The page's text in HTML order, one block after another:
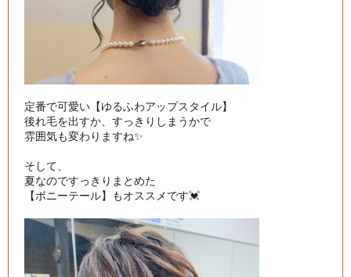
定番で可愛い【ゆるふわアップスタイル】
後れ毛を出すか、すっきりしまうかで
雰囲気も変わりますね✨
そして、
夏なのですっきりまとめた
【ポニーテール】もオススメです💓